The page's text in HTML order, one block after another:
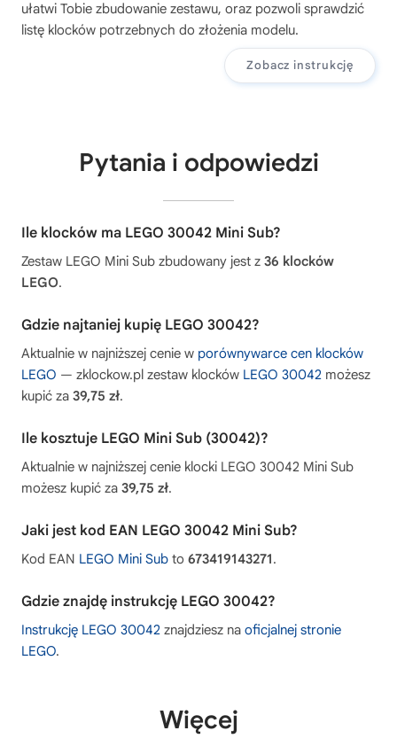
ułatwi Tobie zbudowanie zestawu, oraz pozwoli sprawdzić
listę klocków potrzebnych do złożenia modelu.
Zobacz instrukcję
Pytania i odpowiedzi
Ile klocków ma LEGO 30042 Mini Sub?
Zestaw LEGO Mini Sub zbudowany jest z 36 klocków
LEGO.
Gdzie najtaniej kupię LEGO 30042?
Aktualnie w najniższej cenie w porównywarce cen klocków
LEGO — zklockow.pl zestaw klocków LEGO 30042 możesz
kupić za 39,75 zł.
Ile kosztuje LEGO Mini Sub (30042)?
Aktualnie w najniższej cenie klocki LEGO 30042 Mini Sub
możesz kupić za 39,75 zł.
Jaki jest kod EAN LEGO 30042 Mini Sub?
Kod EAN LEGO Mini Sub to 673419143271.
Gdzie znajdę instrukcję LEGO 30042?
Instrukcję LEGO 30042 znajdziesz na oficjalnej stronie
LEGO.
Więcej